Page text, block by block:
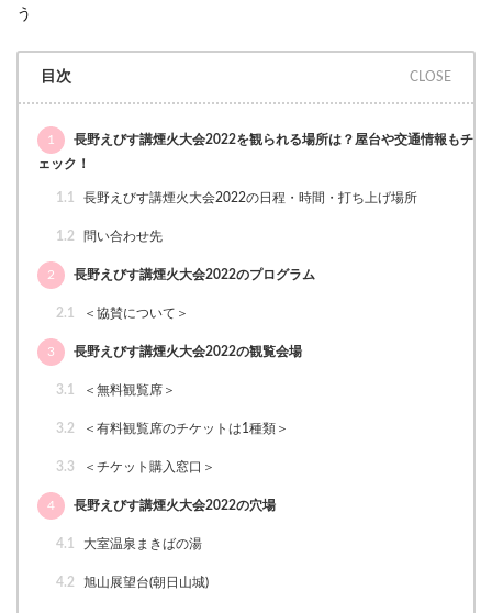
う
目次
1
長野えびす講煙火大会2022を観られる場所は？屋台や交通情報もチ
ェック！
1.1 長野えびす講煙火大会2022の日程・時間・打ち上げ場所
1.2 問い合わせ先
2 長野えびす講煙火大会2022のプログラム
2.1 ＜協賛について＞
3 長野えびす講煙火大会2022の観覧会場
3.1 ＜無料観覧席＞
3.2 ＜有料観覧席のチケットは1種類＞
3.3 ＜チケット購入窓口＞
4 長野えびす講煙火大会2022の穴場
4.1 大室温泉まきばの湯
4.2 旭山展望台(朝日山城)